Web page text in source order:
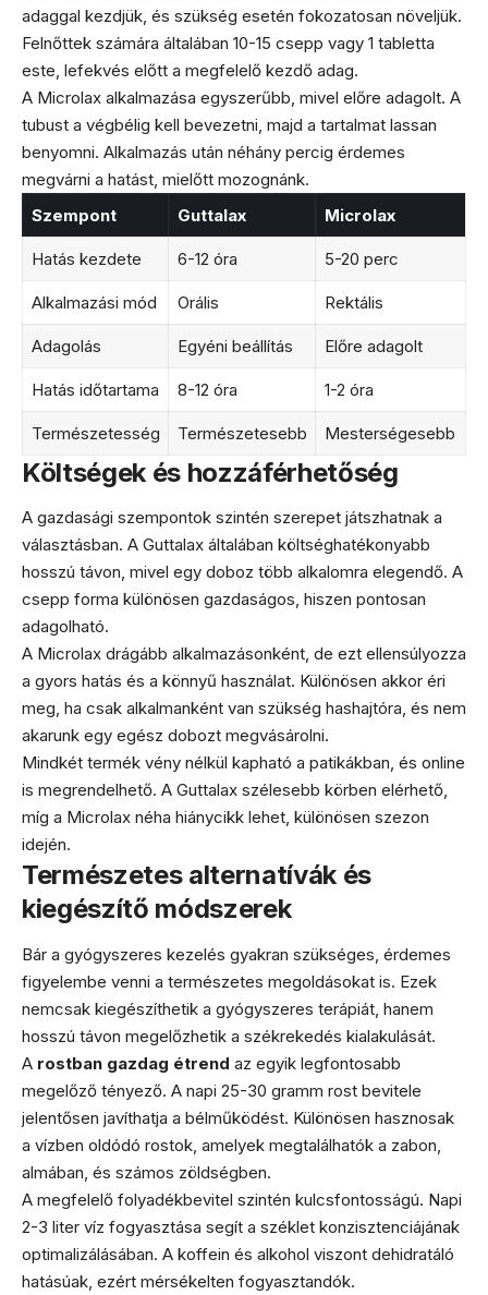
adaggal kezdjük, és szükség esetén fokozatosan növeljük.
Felnőttek számára általában 10-15 csepp vagy 1 tabletta
este, lefekvés előtt a megfelelő kezdő adag.
A Microlax alkalmazása egyszerűbb, mivel előre adagolt. A
tubust a végbélig kell bevezetni, majd a tartalmat lassan
benyomni. Alkalmazás után néhány percig érdemes
megvárni a hatást, mielőtt mozognánk.
Szempont
Guttalax Microlax
Hatás kezdete 6-12 óra 5-20 perc
Alkalmazási mód Orális Rektális
Adagolás Egyéni beállítás Előre adagolt
Hatás időtartama 8-12 óra 1-2 óra
Természetesség Természetesebb Mesterségesebb
Költségek és hozzáférhetőség
A gazdasági szempontok szintén szerepet játszhatnak a
választásban. A Guttalax általában költséghatékonyabb
hosszú távon, mivel egy doboz több alkalomra elegendő. A
csepp forma különösen gazdaságos, hiszen pontosan
adagolható.
A Microlax drágább alkalmazásonként, de ezt ellensúlyozza
a gyors hatás és a könnyű használat. Különösen akkor éri
meg, ha csak alkalmanként van szükség hashajtóra, és nem
akarunk egy egész dobozt megvásárolni.
Mindkét termék vény nélkül kapható a patikákban, és online
is megrendelhető. A Guttalax szélesebb körben elérhető,
míg a Microlax néha hiánycikk lehet, különösen szezon
idején.
Természetes alternatívák és
kiegészítő módszerek
Bár a gyógyszeres kezelés gyakran szükséges, érdemes
figyelembe venni a természetes megoldásokat is. Ezek
nemcsak kiegészíthetik a gyógyszeres terápiát, hanem
hosszú távon megelőzhetik a székrekedés kialakulását.
A rostban gazdag étrend az egyik legfontosabb
megelőző tényező. A napi 25-30 gramm rost bevitele
jelentősen javíthatja a bélműködést. Különösen hasznosak
a vízben oldódó rostok, amelyek megtalálhatók a zabon,
almában, és számos zöldségben.
A megfelelő folyadékbevitel szintén kulcsfontosságú. Napi
2-3 liter víz fogyasztása segít a széklet konzisztenciájának
optimalizálásában. A koffein és alkohol viszont dehidratáló
hatásúak, ezért mérsékelten fogyasztandók.